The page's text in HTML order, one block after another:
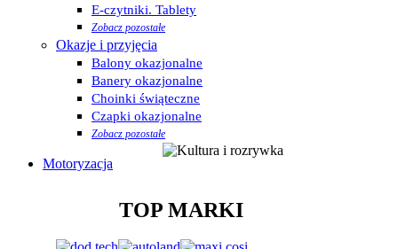
E-czytniki. Tablety
Zobacz pozostałe
Okazje i przyjęcia
Balony okazjonalne
Banery okazjonalne
Choinki świąteczne
Czapki okazjonalne
Zobacz pozostałe
Motoryzacja
TOP MARKI